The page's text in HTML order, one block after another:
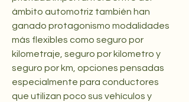
ámbito automotriz también han
ganado protagonismo modalidades
más flexibles como seguro por
kilometraje, seguro por kilometro y
seguro por km, opciones pensadas
especialmente para conductores
que utilizan poco sus vehículos y